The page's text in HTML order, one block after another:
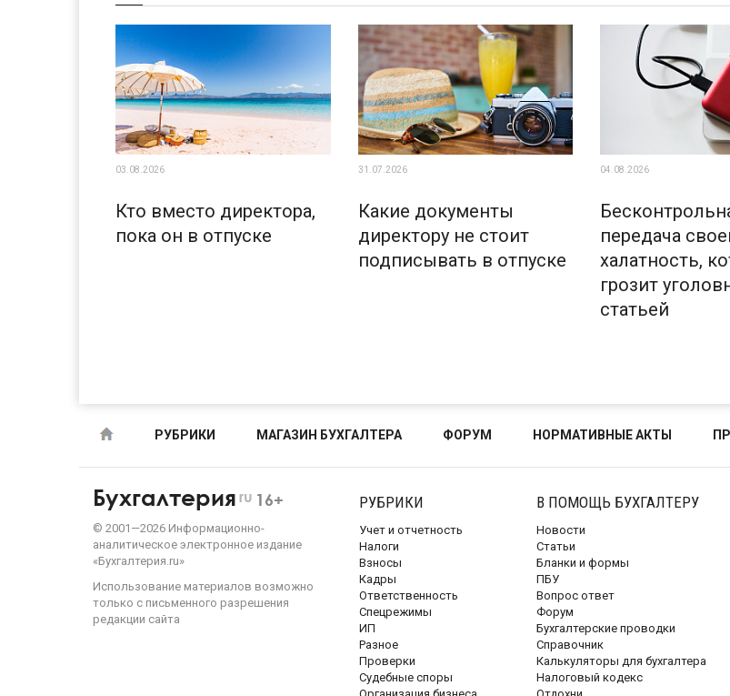
03.08.2026
Кто вместо директора,
пока он в отпуске
31.07.2026
Какие документы
директору не стоит
подписывать в отпуске
04.08.2026
передача
халатность,
грозит
статьей
РУБРИКИ МАГАЗИН БУХГАЛТЕРА ФОРУМ НОРМАТИВНЫЕ АКТЫ
Бухгалтерия ru 16+
© 2001—2026 Информационно-
аналитическое электронное издание
«Бухгалтерия.ru»
Использование материалов возможно
только с письменного разрешения
редакции сайта
РУБРИКИ
Учет и отчетность
Налоги
Взносы
Кадры
Ответственность
Спецрежимы
ИП
Разное
Проверки
Судебные споры
В ПОМОЩЬ БУХГАЛТЕРУ
Новости
Статьи
Бланки и формы
ПБУ
Вопрос ответ
Форум
Бухгалтерские проводки
Справочник
Калькуляторы для бухгалтера
Налоговый кодекс